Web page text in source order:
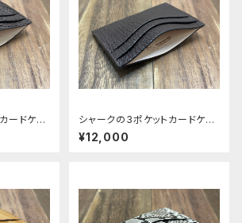
ードケー
シャークの3ポケットカードケー
ス
¥12,000